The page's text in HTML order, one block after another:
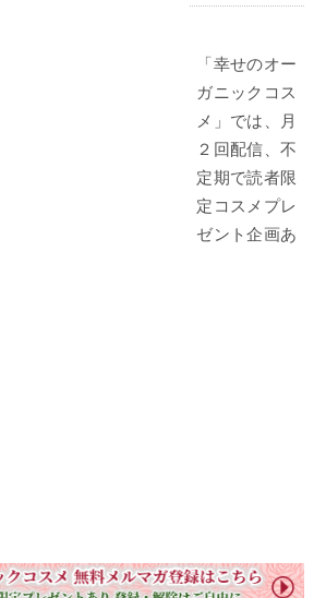
「幸せのオー
ガニックコス
メ」では、月
２回配信、不
定期で読者限
定コスメプレ
ゼント企画あ